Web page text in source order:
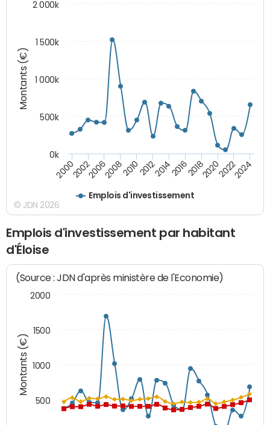
Montants (€)
Emplois d'investissement
200020022006200820102012201420162018202020222024
0k
500k
1 000k
1 500k
2 000k
© JDN 2026
Emplois d'investissement par habitant
d'Éloise
Montants (€)
(Source : JDN d'après ministère de l'Economie)
500
1000
1500
2000